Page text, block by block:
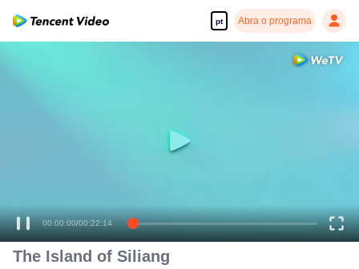
pt Abra o programa
Desfrute de séries em alta definição e com reprodução suave
00:00:00/00:22:14
The Island of Siliang